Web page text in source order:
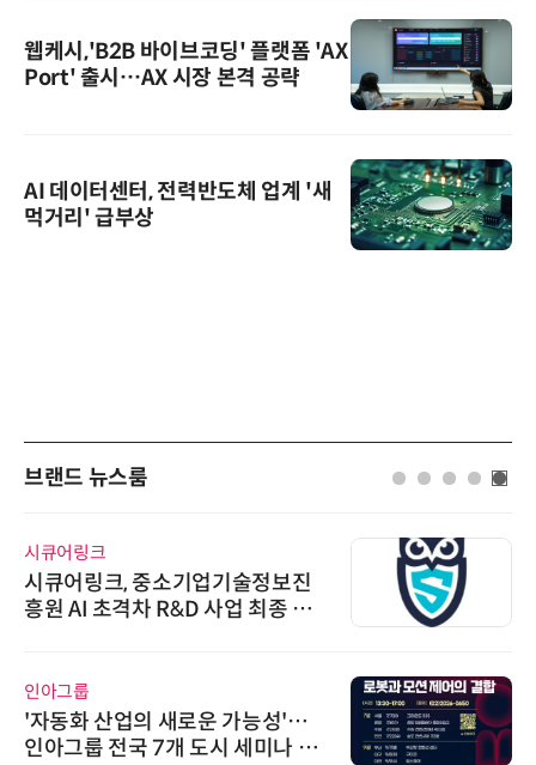
웹케시,'B2B 바이브코딩' 플랫폼 'AX
Port' 출시…AX 시장 본격 공략
AI 데이터센터, 전력반도체 업계 '새
먹거리' 급부상
브랜드 뉴스룸
시큐어링크
시큐어링크, 중소기업기술정보진
흥원 AI 초격차 R&D 사업 최종 선
인아그룹
'자동화 산업의 새로운 가능성'…
인아그룹 전국 7개 도시 세미나 페